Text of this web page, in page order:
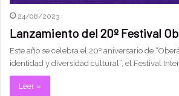
24/08/2023
Lanzamiento del 20º Festival
Este año se celebra el 20º aniversario de
identidad y diversidad cultural”, el Festival
Leer »